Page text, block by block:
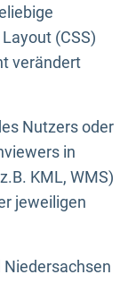
(CSS)
verändert
Nutzers oder
in
KML, WMS)
jeweiligen